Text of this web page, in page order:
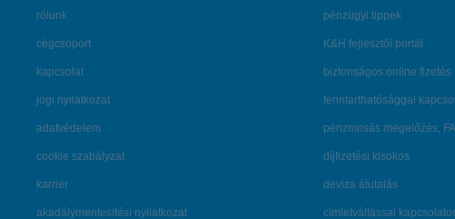
rólunk
cégcsoport
kapcsolat
jogi nyilatkozat
adatvédelem
cookie szabályzat
karrier
akadálymentesítési nyilatkozat
pénzügyi tippek
K&H fejlesztői portál
biztonságos online fizetés
fenntarthatósággal
pénzmosás megelőzés,
díjfizetési kisokos
deviza átutalás
címletváltással